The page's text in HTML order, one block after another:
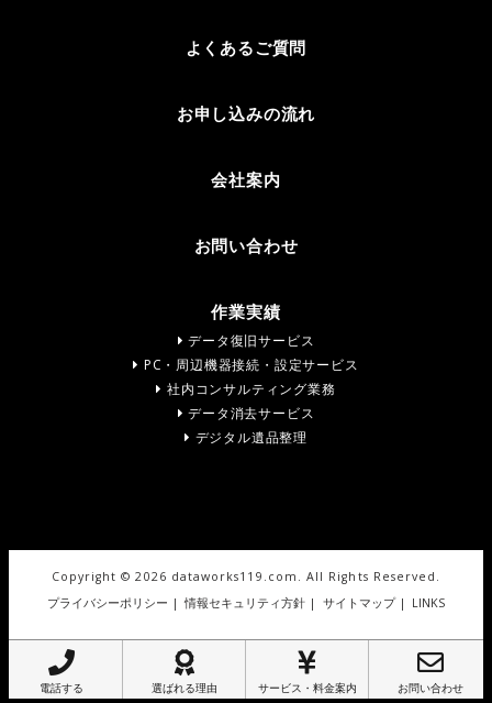
電話する 選ばれる理由 サービス・料金案内 お問い合わせ
よくあるご質問
お申し込みの流れ
会社案内
お問い合わせ
作業実績
データ復旧サービス
PC・周辺機器接続・設定サービス
社内コンサルティング業務
データ消去サービス
デジタル遺品整理
Copyright ©2026 dataworks119.com. All Rights Reserved.
プライバシーポリシー |情報セキュリティ方針 | サイトマップ| LINKS